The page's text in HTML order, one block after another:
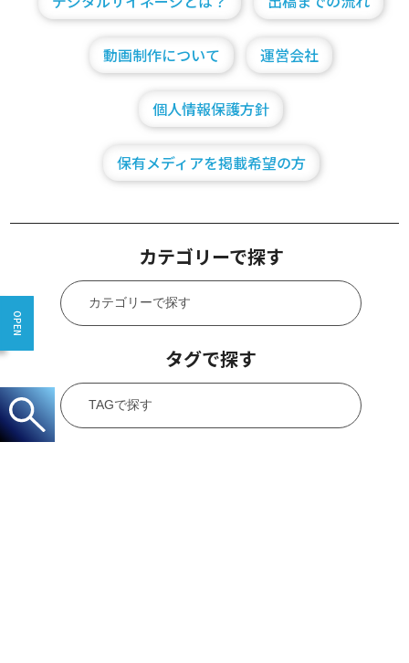
動画制作について 運営会社
個人情報保護方針
保有メディアを掲載希望の方
カテゴリーで探す
タグで探す